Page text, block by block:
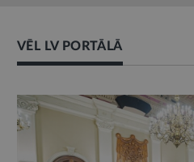
VĒL LV PORTĀLĀ